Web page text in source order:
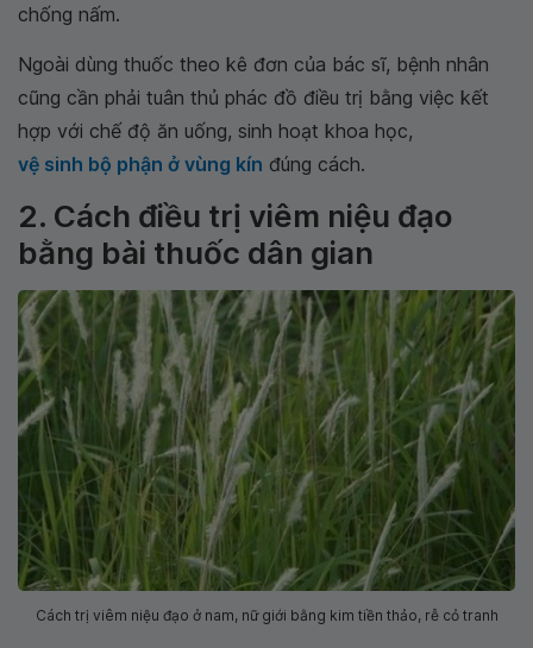
chống nấm.
Ngoài dùng thuốc theo kê đơn của bác sĩ, bệnh nhân
cũng cần phải tuân thủ phác đồ điều trị bằng việc kết
hợp với chế độ ăn uống, sinh hoạt khoa học,
vệ sinh bộ phận ở vùng kín đúng cách.
2. Cách điều trị viêm niệu đạo
bằng bài thuốc dân gian
Cách trị viêm niệu đạo ở nam, nữ giới bằng kim tiền thảo, rễ cỏ tranh